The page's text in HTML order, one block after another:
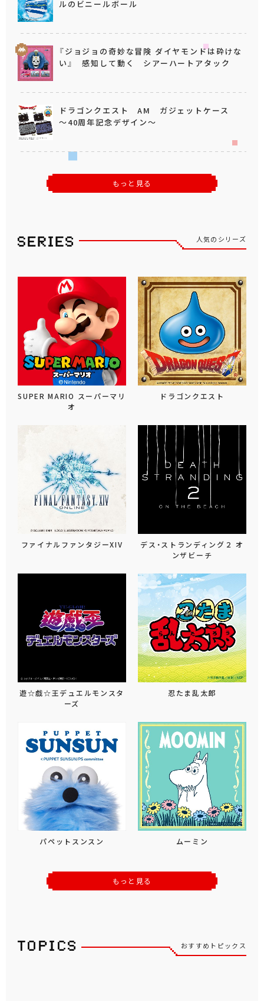
ルのビニールボール
『ジョジョの奇妙な冒険 ダイヤモンドは砕けな
い』 感知して動く シアーハートアタック
ドラゴンクエスト AM ガジェットケース
～40周年記念デザイン～
もっと見る
人気のシリーズ
SUPER MARIO スーパーマリ
オ
ドラゴンクエスト
ファイナルファンタジーXIV
デス・ストランディング２ オ
ンザビーチ
遊☆戯☆王デュエルモンスタ
ーズ
忍たま乱太郎
パペットスンスン ムーミン
もっと見る
おすすめトピックス